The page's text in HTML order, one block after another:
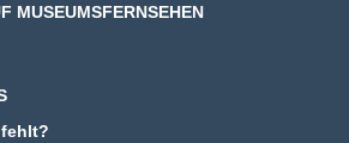
MUSEUMSFERNSEHEN